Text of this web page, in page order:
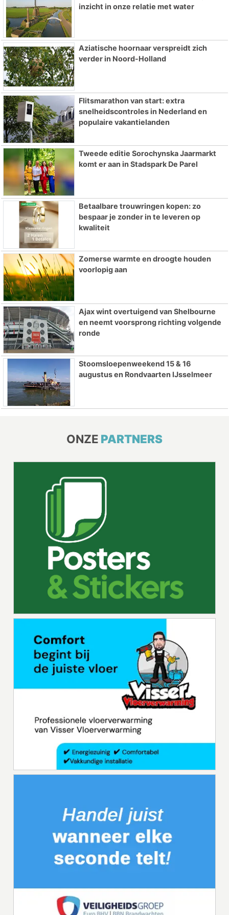
inzicht in onze relatie met water
Aziatische hoornaar verspreidt zich
verder in Noord-Holland
Flitsmarathon van start: extra
snelheidscontroles in Nederland en
populaire vakantielanden
Tweede editie Sorochynska Jaarmarkt
komt er aan in Stadspark De Parel
Betaalbare trouwringen kopen: zo
bespaar je zonder in te leveren op
kwaliteit
Zomerse warmte en droogte houden
voorlopig aan
Ajax wint overtuigend van Shelbourne
en neemt voorsprong richting volgende
ronde
Stoomsloepenweekend 15 & 16
augustus en Rondvaarten IJsselmeer
ONZE PARTNERS